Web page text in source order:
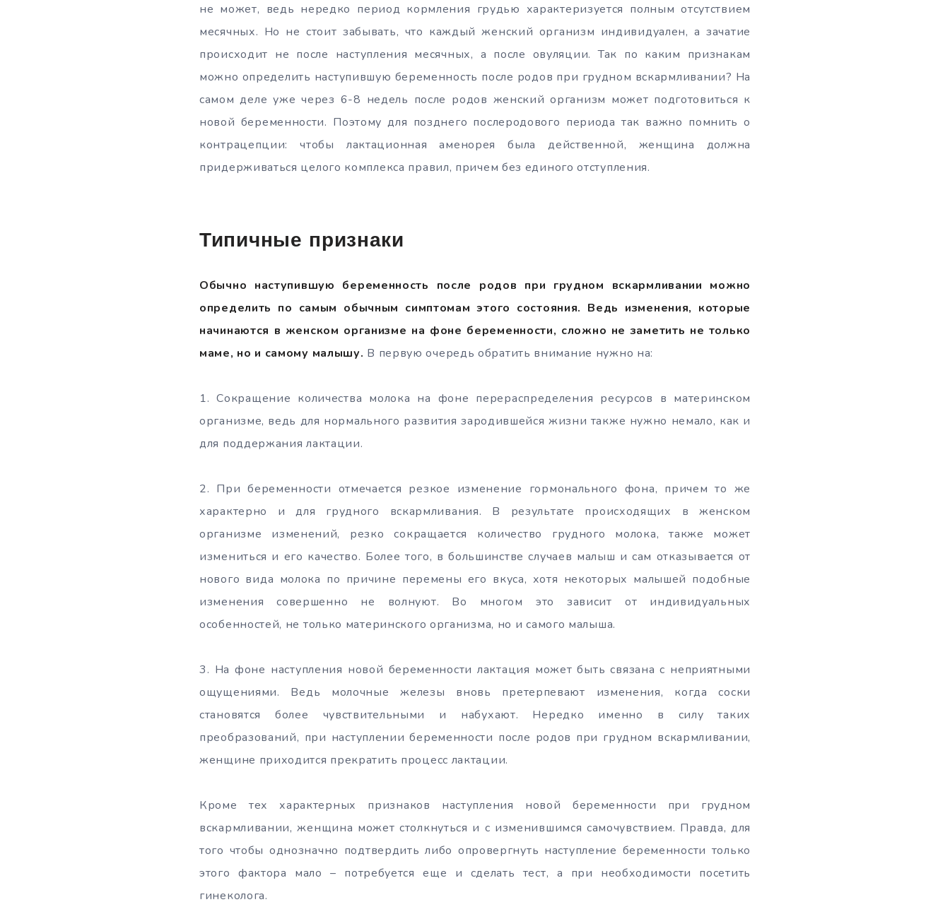
не может, ведь нередко период кормления грудью характеризуется полным отсутствием
месячных. Но не стоит забывать, что каждый женский организм индивидуален, а зачатие
происходит не после наступления месячных, а после овуляции. Так по каким признакам
можно определить наступившую беременность после родов при грудном вскармливании? На
самом деле уже через 6-8 недель после родов женский организм может подготовиться к
новой беременности. Поэтому для позднего послеродового периода так важно помнить о
контрацепции: чтобы лактационная аменорея была действенной, женщина должна
придерживаться целого комплекса правил, причем без единого отступления.
Типичные признаки
Обычно наступившую беременность после родов при грудном вскармливании можно
определить по самым обычным симптомам этого состояния. Ведь изменения, которые
начинаются в женском организме на фоне беременности, сложно не заметить не только
маме, но и самому малышу. В первую очередь обратить внимание нужно на:
1. Сокращение количества молока на фоне перераспределения ресурсов в материнском
организме, ведь для нормального развития зародившейся жизни также нужно немало, как и
для поддержания лактации.
2. При беременности отмечается резкое изменение гормонального фона, причем то же
характерно и для грудного вскармливания. В результате происходящих в женском
организме изменений, резко сокращается количество грудного молока, также может
измениться и его качество. Более того, в большинстве случаев малыш и сам отказывается от
нового вида молока по причине перемены его вкуса, хотя некоторых малышей подобные
изменения совершенно не волнуют. Во многом это зависит от индивидуальных
особенностей, не только материнского организма, но и самого малыша.
3. На фоне наступления новой беременности лактация может быть связана с неприятными
ощущениями. Ведь молочные железы вновь претерпевают изменения, когда соски
становятся более чувствительными и набухают. Нередко именно в силу таких
преобразований, при наступлении беременности после родов при грудном вскармливании,
женщине приходится прекратить процесс лактации.
Кроме тех характерных признаков наступления новой беременности при грудном
вскармливании, женщина может столкнуться и с изменившимся самочувствием. Правда, для
того чтобы однозначно подтвердить либо опровергнуть наступление беременности только
этого фактора мало – потребуется еще и сделать тест, а при необходимости посетить
гинеколога.